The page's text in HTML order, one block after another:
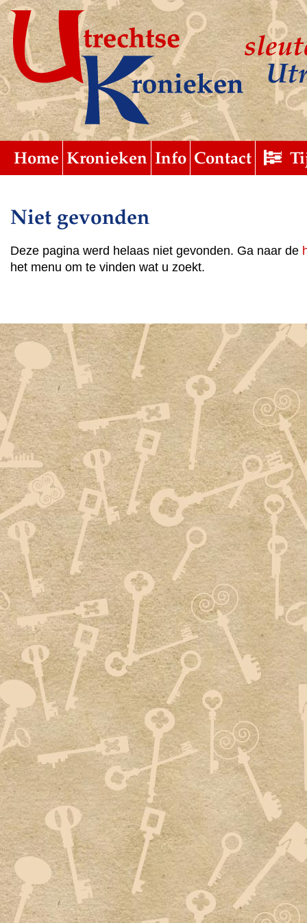
Home Kronieken Info Contact
uitgebreid
Submit
Niet gevonden
Deze pagina werd helaas niet gevonden. Ga naar de
het menu om te vinden wat u zoekt.